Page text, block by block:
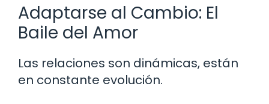
Adaptarse al Cambio: El
Baile del Amor
Las relaciones son dinámicas, están
en constante evolución.